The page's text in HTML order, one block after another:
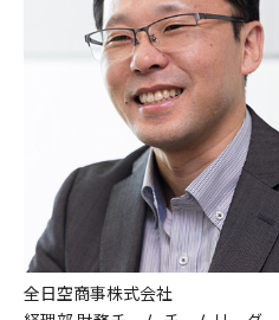
全日空商事株式会社